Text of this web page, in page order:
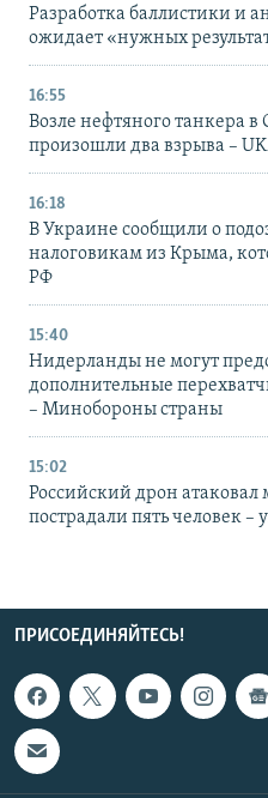
Разработка баллистики и
ожидает «нужных
16:55
Возле нефтяного танкера
произошли два взрыва –
16:18
В Украине сообщили о
налоговикам из Крыма,
РФ
15:40
Нидерланды не могут
дополнительные
– Минобороны страны
15:02
Российский дрон атаковал
пострадали пять человек –
ПРИСОЕДИНЯЙТЕСЬ!